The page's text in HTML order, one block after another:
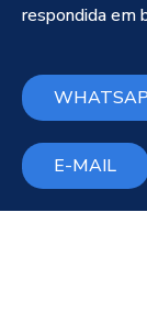
respondida em
E-MAIL